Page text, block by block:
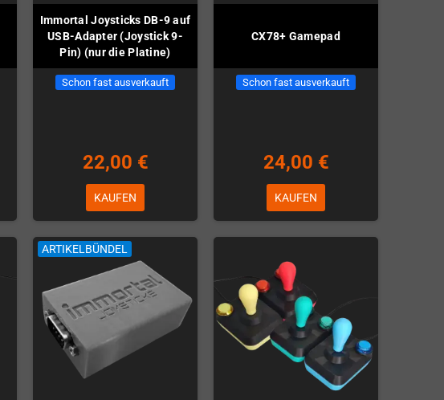
Immortal Joysticks DB-9 auf
USB-Adapter (Joystick 9-
Pin) (nur die Platine)
Schon fast ausverkauft
22,00 €
KAUFEN
CX78+ Gamepad
Schon fast ausverkauft
24,00 €
KAUFEN
ARTIKELBÜNDEL